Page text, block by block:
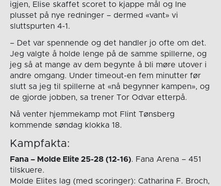
igjen, Elise skaffet scoret to kjappe mål og Ine
plusset på nye redninger – dermed «vant» vi
sluttspurten 4-1.
– Det var spennende og det handler jo ofte om det.
Jeg valgte å holde lenge på de samme spillerne, og
jeg så at mange av dem begynte å bli møre utover i
andre omgang. Under timeout-en fem minutter før
slutt sa jeg til spillerne at «nå begynner kampen», og
de gjorde jobben, sa trener Tor Odvar etterpå.
Nå venter hjemmekamp mot Flint Tønsberg
kommende søndag klokka 18.
Kampfakta:
Fana – Molde Elite 25-28 (12-16). Fana Arena – 451
tilskuere.
Molde Elites lag (med scoringer): Catharina F. Broch,